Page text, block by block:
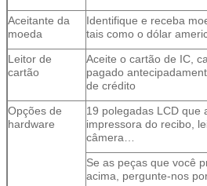
Aceitante da
moeda
Identifique e receba
tais como o dólar
Leitor de
cartão
Aceite o cartão de IC,
pagado
de crédito
Opções de
hardware
19 polegadas LCD que
impressora do recibo,
câmera…
Se as peças que você
acima, pergunte-nos